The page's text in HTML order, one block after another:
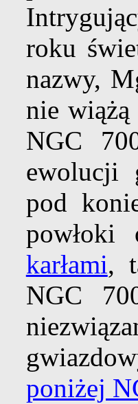
roku
nazwy,
nie
NGC
ewolucji
pod
powłoki
karłami,
NGC
poniżej